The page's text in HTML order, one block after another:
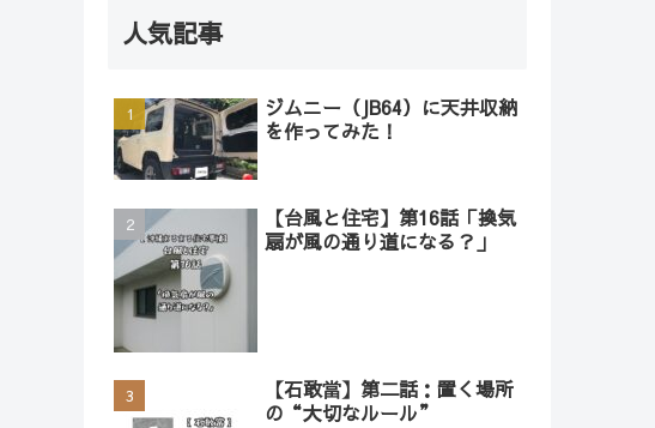
人気記事
ジムニー（JB64）に天井収納
を作ってみた！
【台風と住宅】第16話「換気
扇が風の通り道になる？」
【石敢當】第二話：置く場所
の“大切なルール”